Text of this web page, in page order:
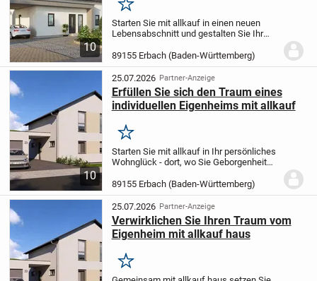
10
Merken
Starten Sie mit allkauf in einen neuen
Lebensabschnitt und gestalten Sie Ihr
Wünschen. Das geplante Einfamilienhaus
bietet Ihnen auf rund 181,79 m² und mit 5
Zimmern...
89155 Erbach (Baden-Württemberg)
10
25.07.2026 Partner-Anzeige
Erfüllen Sie sich den Traum eines
individuellen Eigenheims mit allkauf
Merken
Starten Sie mit allkauf in Ihr persönliches
Wohnglück - dort, wo Sie Geborgenheit
maßgeschneidertes Fertighaus
entstehen: Auf etwa 146,01 m² und zwei
Etagen...
89155 Erbach (Baden-Württemberg)
25.07.2026 Partner-Anzeige
Verwirklichen Sie Ihren Traum vom
Eigenheim mit allkauf haus
Merken